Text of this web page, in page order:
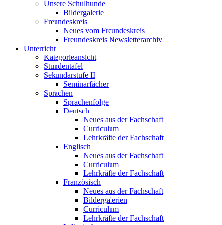
Unsere Schulhunde
Bildergalerie
Freundeskreis
Neues vom Freundeskreis
Freundeskreis Newsletterarchiv
Unterricht
Kategorieansicht
Stundentafel
Sekundarstufe II
Seminarfächer
Sprachen
Sprachenfolge
Deutsch
Neues aus der Fachschaft
Curriculum
Lehrkräfte der Fachschaft
Englisch
Neues aus der Fachschaft
Curriculum
Lehrkräfte der Fachschaft
Französisch
Neues aus der Fachschaft
Bildergalerien
Curriculum
Lehrkräfte der Fachschaft